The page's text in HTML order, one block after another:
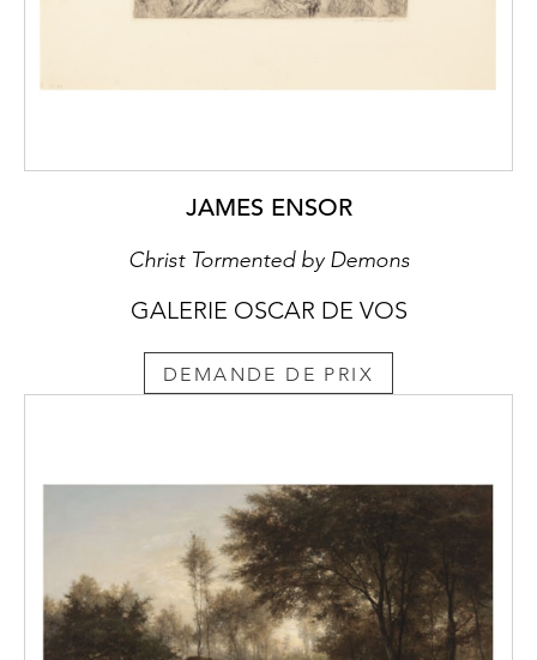
JAMES ENSOR
Christ Tormented by Demons
GALERIE OSCAR DE VOS
DEMANDE DE PRIX